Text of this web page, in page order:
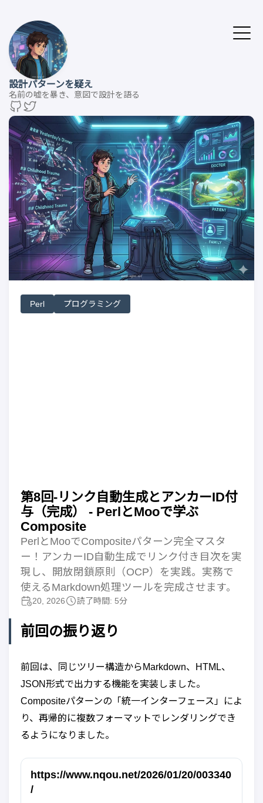
設計パターンを疑え
名前の嘘を暴き、意図で設計を語る
Perl プログラミング
第8回-リンク自動生成とアンカーID付
与（完成） - PerlとMooで学ぶ
Composite
PerlとMooでCompositeパターン完全マスタ
ー！アンカーID自動生成でリンク付き目次を実
現し、開放閉鎖原則（OCP）を実践。実務で
使えるMarkdown処理ツールを完成させます。
20, 2026 読了時間: 5分
前回の振り返り
前回は、同じツリー構造からMarkdown、HTML、
JSON形式で出力する機能を実装しました。
Compositeパターンの「統一インターフェース」によ
り、再帰的に複数フォーマットでレンダリングでき
るようになりました。
https://www.nqou.net/2026/01/20/003340
/